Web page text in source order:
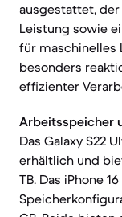
ausgestattet, der
Leistung sowie
für maschinelles
besonders
effizienter
Arbeitsspeicher
Das Galaxy S22
erhältlich und
TB. Das iPhone